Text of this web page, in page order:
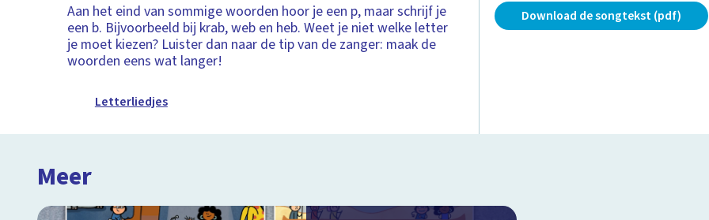
Aan het eind van sommige woorden hoor je een p, maar schrijf je
een b. Bijvoorbeeld bij krab, web en heb. Weet je niet welke letter
je moet kiezen? Luister dan naar de tip van de zanger: maak de
woorden eens wat langer!
Letterliedjes
Download de songtekst (pdf)
Meer